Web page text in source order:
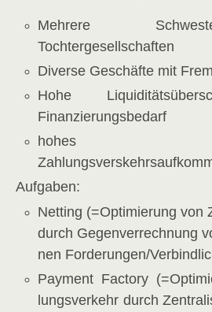
Meh­re­re
Tochtergesellschaften
Diver­se Geschäf­te mit
Hohe
Finanzierungsbedarf
hohes
Auf­ga­ben:
Net­ting (=Opti­mie­rung von
durch Gegen­ver­rech­nung
nen Forderungen/​
Pay­ment Fac­to­ry
lungs­ver­kehr durch